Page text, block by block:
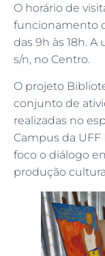
O horário de
funcionamento
das 9h às 18h.
s/n, no Centro.
O projeto
conjunto de
realizadas no
Campus da UFF
foco o diálogo
produção